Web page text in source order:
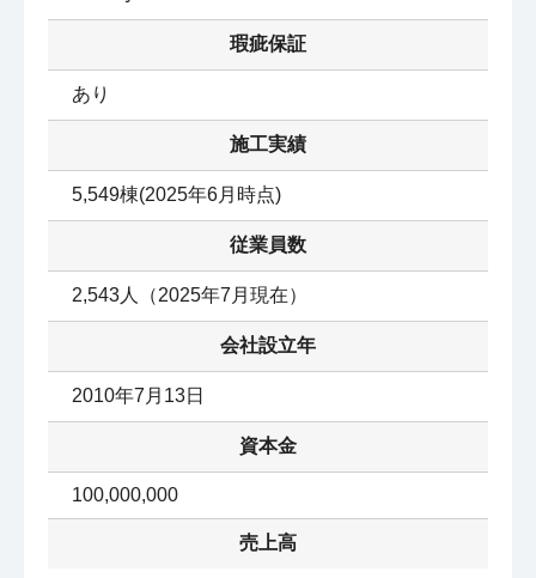
瑕疵保証
あり
施工実績
5,549棟(2025年6月時点)
従業員数
2,543人（2025年7月現在）
会社設立年
2010年7月13日
資本金
100,000,000
売上高